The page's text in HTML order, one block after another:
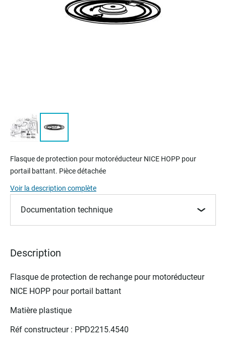
to
beginning
of
the
images
Flasque de protection pour motoréducteur NICE HOPP pour
portail battant. Pièce détachée
Voir la description complète
Documentation technique
Description
Flasque de protection de rechange pour motoréducteur
NICE HOPP pour portail battant
Matière plastique
Réf constructeur : PPD2215.4540